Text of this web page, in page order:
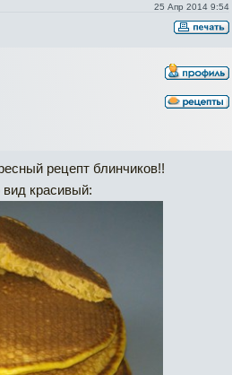
25 Апр 2014 9:54
рецепт блинчиков!!
вид красивый: